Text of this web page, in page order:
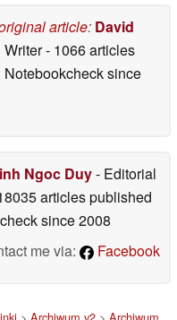
article: David
Writer- 1066 articles
since
Ngoc Duy- Editorial
articles published
since 2008
me via:
Facebook